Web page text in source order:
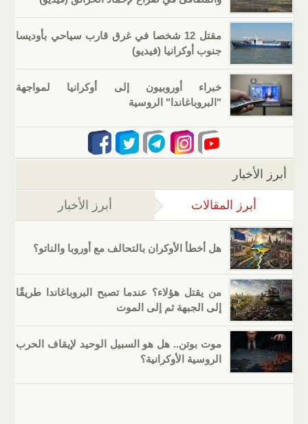
مقتل 12 شخصا في غرق قارب سياحي بأوديسا
جنوب أوكرانيا (فيديو)
خبراء أوروبيون إلى أوكرانيا لمواجهة
"البروباغاندا" الروسية
أبرز الأخبار
أبرز المقالات (علامة التبويب النشطة)
أبرز الأخبار
هل أخطأ الأوكران بالتحالف مع أوروبا والناتو؟
من يقتل هؤلاء؟ عندما تصبح البروباغاندا طريقًا
إلى الجبهة ثم إلى الموت
موت بوتن.. هل هو السبيل الوحيد لإيقاف الحرب
الروسية الأوكرانية؟